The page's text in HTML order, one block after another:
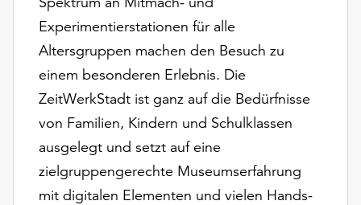
Weitere
Informationen
unserer
Datenschutzerklärung
oder
dem
Impressum
Experimentierstationen für alle
Altersgruppen machen den Besuch zu
einem besonderen Erlebnis. Die
ZeitWerkStadt ist ganz auf die Bedürfnisse
von Familien, Kindern und Schulklassen
ausgelegt und setzt auf eine
zielgruppengerechte Museumserfahrung
mit digitalen Elementen und vielen Hands-